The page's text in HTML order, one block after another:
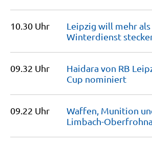
10.30 Uhr
Leipzig will mehr
Winterdienst
09.32 Uhr
Haidara von RB
Cup nominiert
09.22 Uhr
Waffen, Munition
Limbach-Oberfrohna